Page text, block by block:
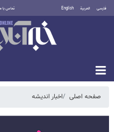
فارسی العربية English تماس با
دوشنبه ۱۹ مرداد ۱۴۰۵
صفحه اصلی اخبار اندیشه